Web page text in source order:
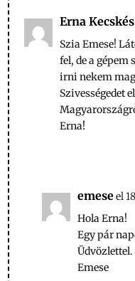
Erna Kecskés
Szia Emese!
fel, de a
irni nekem
Szivességedet
Erna!
emeseel
Hola Erna!
Egy pár
Üdvözlettel.
Emese